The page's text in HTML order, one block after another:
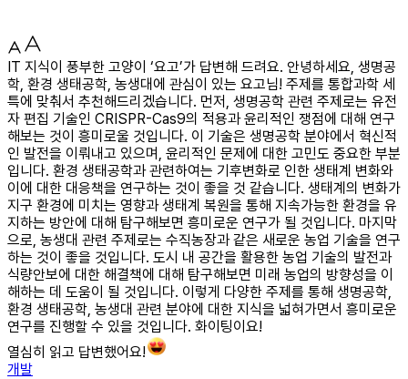
IT 지식이 풍부한 고양이 ‘요고’가 답변해 드려요. 안녕하세요, 생명공
학, 환경 생태공학, 농생대에 관심이 있는 요고님! 주제를 통합과학 세
특에 맞춰서 추천해드리겠습니다. 먼저, 생명공학 관련 주제로는 유전
자 편집 기술인 CRISPR-Cas9의 적용과 윤리적인 쟁점에 대해 연구
해보는 것이 흥미로울 것입니다. 이 기술은 생명공학 분야에서 혁신적
인 발전을 이뤄내고 있으며, 윤리적인 문제에 대한 고민도 중요한 부분
입니다. 환경 생태공학과 관련하여는 기후변화로 인한 생태계 변화와
이에 대한 대응책을 연구하는 것이 좋을 것 같습니다. 생태계의 변화가
지구 환경에 미치는 영향과 생태계 복원을 통해 지속가능한 환경을 유
지하는 방안에 대해 탐구해보면 흥미로운 연구가 될 것입니다. 마지막
으로, 농생대 관련 주제로는 수직농장과 같은 새로운 농업 기술을 연구
하는 것이 좋을 것입니다. 도시 내 공간을 활용한 농업 기술의 발전과
식량안보에 대한 해결책에 대해 탐구해보면 미래 농업의 방향성을 이
해하는 데 도움이 될 것입니다. 이렇게 다양한 주제를 통해 생명공학,
환경 생태공학, 농생대 관련 분야에 대한 지식을 넓혀가면서 흥미로운
연구를 진행할 수 있을 것입니다. 화이팅이요!
열심히 읽고 답변했어요!
개발